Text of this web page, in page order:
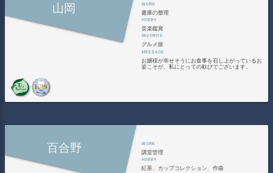
山岡 書庫の整理
音楽鑑賞
グルメ旅
お嬢様が幸せそうにお食事を召し上がっているお
姿こそが、私にとっての歓びでございます。
百合野 講堂管理
紅茶、カップコレクション、作曲